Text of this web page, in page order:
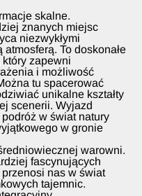
skalne.
znanych miejsc
niezwykłymi
To doskonałe
zapewni
i możliwość
tu spacerować
unikalne kształty
scenerii. Wyjazd
podróż w świat natury
w gronie
warowni.
fascynujących
nas w świat
tajemnic.